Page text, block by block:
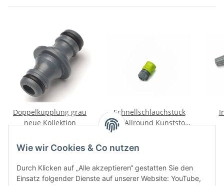
Wie wir Cookies & Co nutzen
Durch Klicken auf „Alle akzeptieren“ gestatten Sie den
Einsatz folgender Dienste auf unserer Website: YouTube,
Doppelkupplung grau
neue Kollektion
Schnellschlauchstück
1/2" Allround Kunststoff